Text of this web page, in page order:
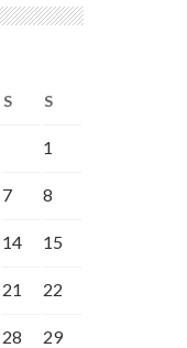
S S
1
7 8
14 15
21 22
28 29